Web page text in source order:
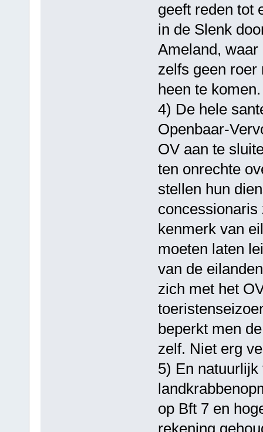
geeft reden tot
in de Slenk
Ameland,
zelfs geen roer
heen te komen.
4) De hele
Openbaar-
OV aan te
ten onrechte
stellen hun
kenmerk van
moeten laten
van de
zich met het
beperkt men
zelf. Niet erg
5) En
op Bft 7 en